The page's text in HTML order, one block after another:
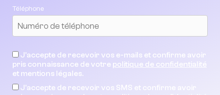
Téléphone
J'accepte de recevoir vos e-mails et confirme avoir
pris connaissance de votre politique de confidentialité
et mentions légales.
J'accepte de recevoir vos SMS et confirme avoir